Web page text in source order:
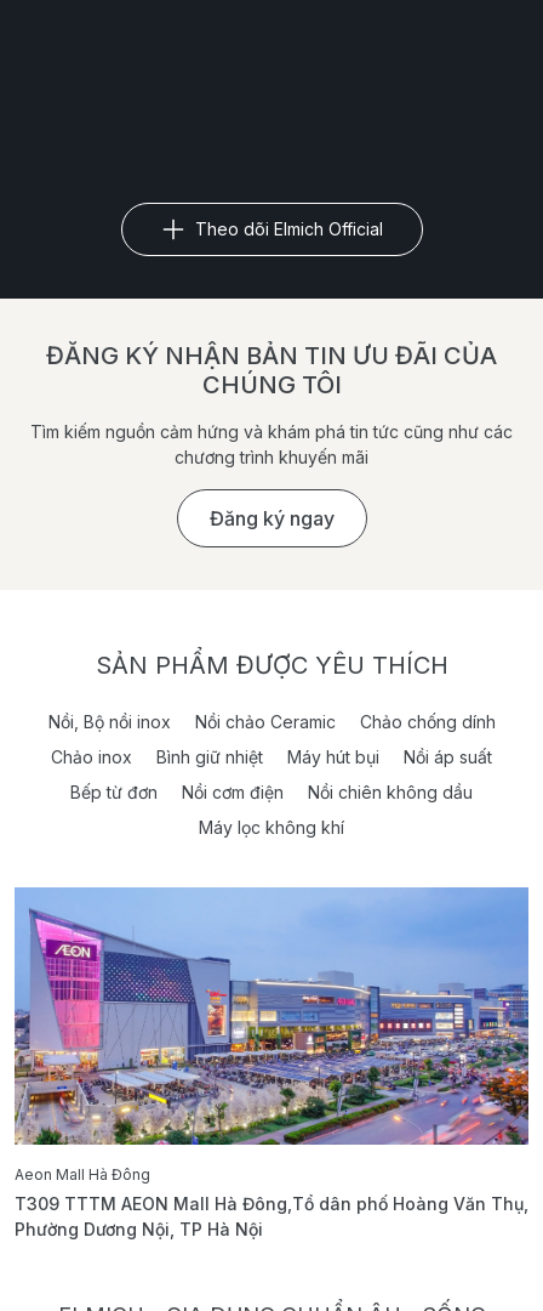
Theo dõi Elmich Official
ĐĂNG KÝ NHẬN BẢN TIN ƯU ĐÃI CỦA
CHÚNG TÔI
Tìm kiếm nguồn cảm hứng và khám phá tin tức cũng như các
chương trình khuyến mãi
Đăng ký ngay
SẢN PHẨM ĐƯỢC YÊU THÍCH
Nồi, Bộ nồi inox Nồi chảo Ceramic
Chảo chống dính
Chảo inox
Bình giữ nhiệt Máy hút bụi
Nồi áp suất
Bếp từ đơn
Nồi cơm điện
Nồi chiên không dầu
Máy lọc không khí
Aeon Mall Hà Đông
T309 TTTM AEON Mall Hà Đông,Tổ dân phố Hoàng Văn Thụ,
Phường Dương Nội, TP Hà Nội